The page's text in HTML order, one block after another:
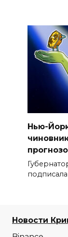
Нью-
Новости